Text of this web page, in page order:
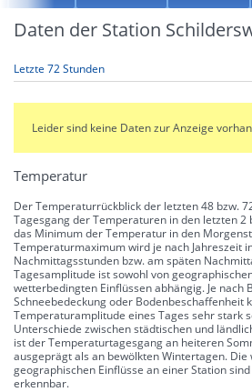
Daten der Station
Leider sind keine Daten zur Anzeige
Temperatur
Der Temperaturrückblick der letzten 48 bzw.
Tagesgang der Temperaturen in den letzten 2
das Minimum der Temperatur in den
Temperaturmaximum wird je nach Jahreszeit
Nachmittagsstunden bzw. am späten
Tagesamplitude ist sowohl von
wetterbedingten Einflüssen abhängig. Je nach
Schneebedeckung oder Bodenbeschaffenheit
Temperaturamplitude eines Tages sehr stark
Unterschiede zwischen städtischen und
ist der Temperaturtagesgang an heiteren
ausgeprägt als an bewölkten Wintertagen.
geographischen Einflüsse an einer Station
erkennbar.